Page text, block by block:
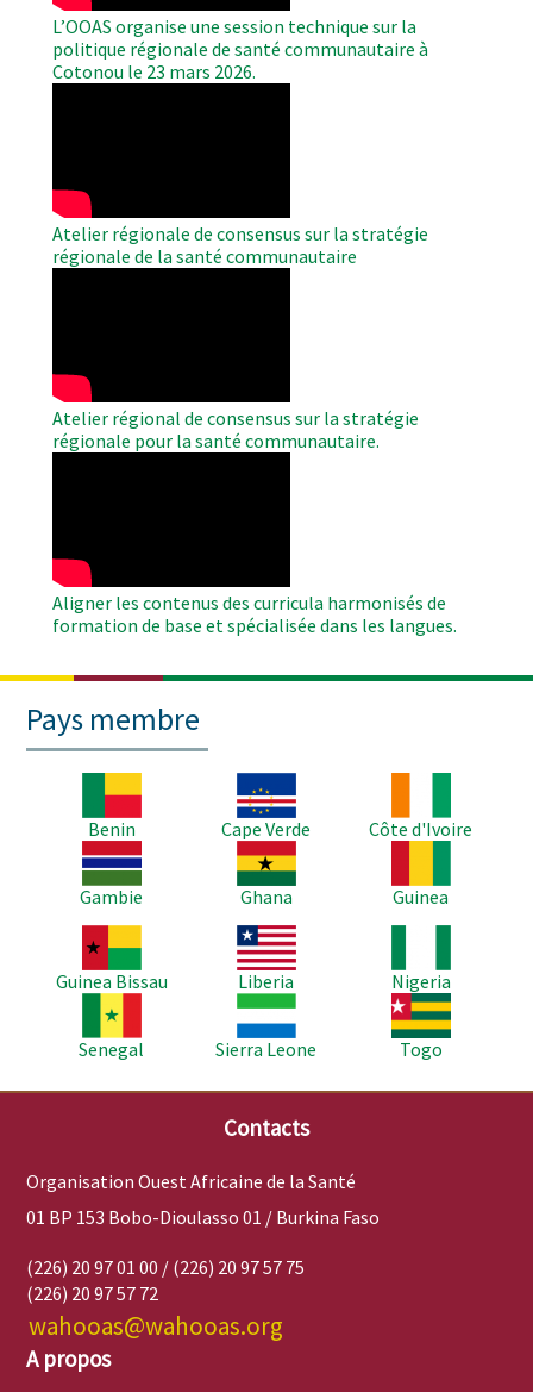
L’OOAS organise une session technique sur la
politique régionale de santé communautaire à
Cotonou le 23 mars 2026.
Atelier régionale de consensus sur la stratégie
régionale de la santé communautaire
Atelier régional de consensus sur la stratégie
régionale pour la santé communautaire.
Aligner les contenus des curricula harmonisés de
formation de base et spécialisée dans les langues.
Pays membre
Benin
Image
Cape Verde
Côte d'Ivoire
Image
Gambie
Image
Ghana
Guinea
Image
Guinea Bissau
Image
Liberia
Nigeria
Senegal
Image
Sierra Leone
Image
Togo
Contacts
Organisation Ouest Africaine de la Santé
01 BP 153 Bobo-Dioulasso 01 / Burkina Faso
(226) 20 97 01 00 / (226) 20 97 57 75
(226) 20 97 57 72
wahooas@wahooas.org
A propos